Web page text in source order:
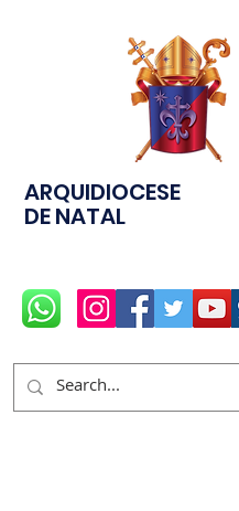
ARQUIDIOCESE
DE NATAL